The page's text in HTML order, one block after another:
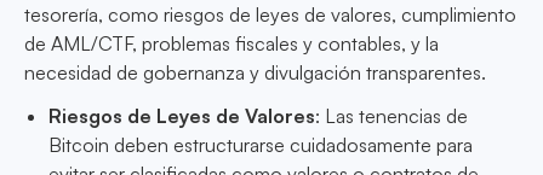
tesorería, como riesgos de leyes de valores, cumplimiento
de AML/CTF, problemas fiscales y contables, y la
necesidad de gobernanza y divulgación transparentes.
Riesgos de Leyes de Valores: Las tenencias de
Bitcoin deben estructurarse cuidadosamente para